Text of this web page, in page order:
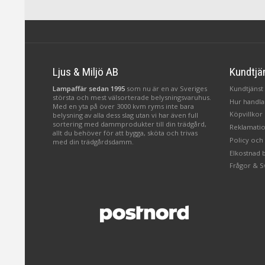
Ljus & Miljö AB
Lampaffär sedan 1995 som nu är en av Sveriges
största och mest välsorterade belysningsvaruhus.
Med en yta på över 3000 kvm ryms inte bara
belysning av alla dess slag utan vi har även full
sortering med dammprodukter till din trädgård,
allt du behöver för att bygga, sköta och trivas
med din trädgårdsdamm.
Hur
Köpvillkor
Policy
Elkostnad
Frågor &